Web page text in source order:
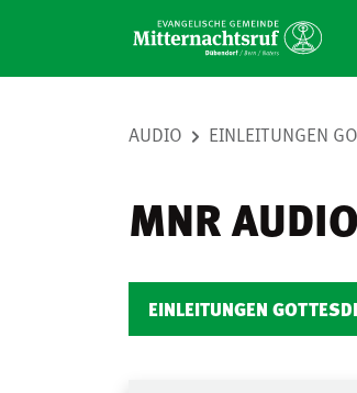
AUDIO EINLEITUNGEN
MNR AUDIO
EINLEITUNGEN